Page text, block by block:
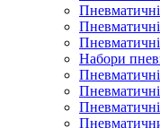
Пневматичні
Набори
Пневматичні